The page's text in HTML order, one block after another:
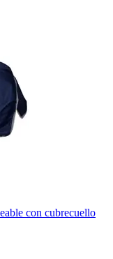
con cubrecuello